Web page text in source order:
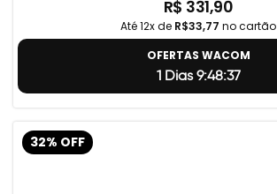
R$ 331,90
Até 12x de R$33,77 no cartão
OFERTAS WACOM
1 Dias 9:48:36
32% OFF